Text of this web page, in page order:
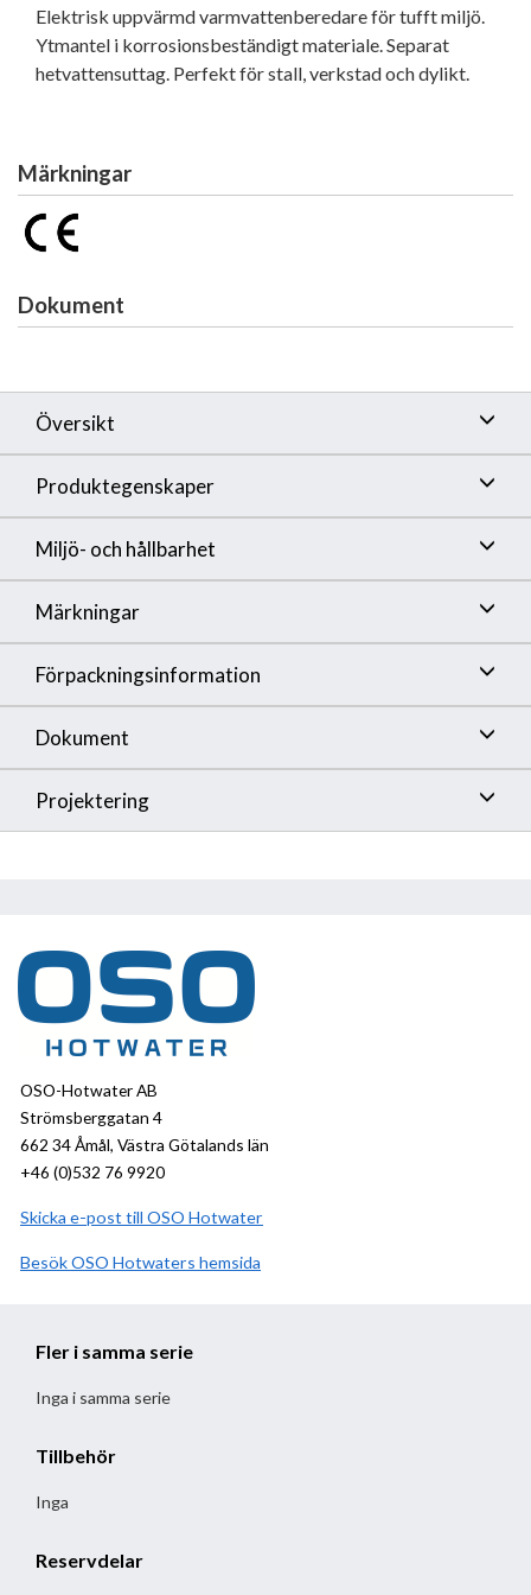
Elektrisk uppvärmd varmvattenberedare för tufft miljö.
Ytmantel i korrosionsbeständigt materiale. Separat
hetvattensuttag. Perfekt för stall, verkstad och dylikt.
Märkningar
Dokument
Översikt
Produktegenskaper
Miljö- och hållbarhet
Märkningar
Förpackningsinformation
Dokument
Projektering
OSO-Hotwater AB
Strömsberggatan 4
662 34 Åmål, Västra Götalands län
+46 (0)532 76 9920
Skicka e-post till OSO Hotwater
BesökOSO Hotwater hemsida
Fler i samma serie
Inga i samma serie
Tillbehör
Inga
Reservdelar